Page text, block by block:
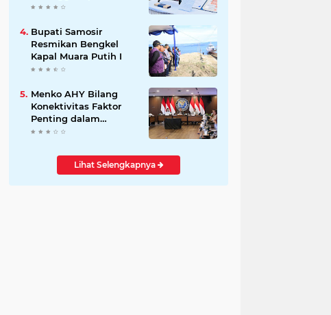
Korea, The Grand
Bupati Samosir
Resmikan Bengkel
Kapal Muara Putih I
Menko AHY Bilang
Konektivitas Faktor
Penting dalam
Peningkatkan
Wisatawan
Lihat Selengkapnya